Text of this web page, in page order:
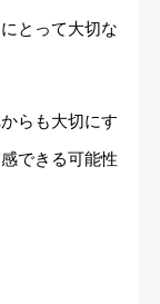
とって大切な
らも大切にす
できる可能性